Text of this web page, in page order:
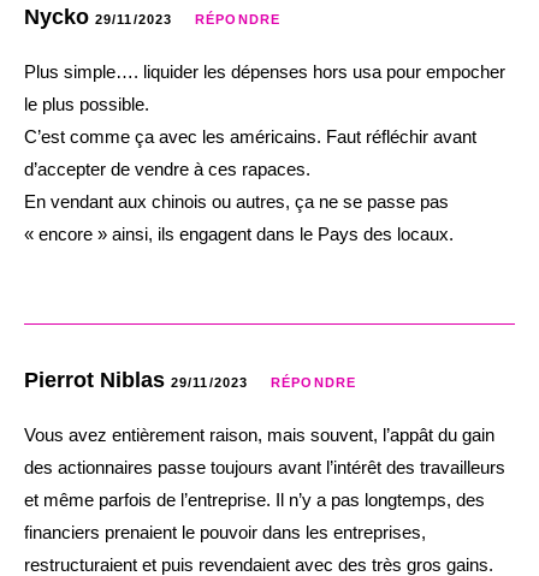
Nycko 29/11/2023 RÉPONDRE
Plus simple…. liquider les dépenses hors usa pour empocher
le plus possible.
C’est comme ça avec les américains. Faut réfléchir avant
d’accepter de vendre à ces rapaces.
En vendant aux chinois ou autres, ça ne se passe pas
« encore » ainsi, ils engagent dans le Pays des locaux.
Pierrot Niblas 29/11/2023 RÉPONDRE
Vous avez entièrement raison, mais souvent, l’appât du gain
des actionnaires passe toujours avant l’intérêt des travailleurs
et même parfois de l’entreprise. Il n’y a pas longtemps, des
financiers prenaient le pouvoir dans les entreprises,
restructuraient et puis revendaient avec des très gros gains.